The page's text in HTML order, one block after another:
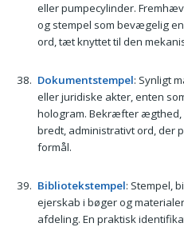
eller pumpecylinder.
og stempel som bevægelig
ord, tæt knyttet til den
Dokumentstempel: Synligt
eller juridiske akter, enten
hologram. Bekræfter ægthed,
bredt, administrativt ord, der
formål.
Bibliotekstempel: Stempel,
ejerskab i bøger og
afdeling. En praktisk